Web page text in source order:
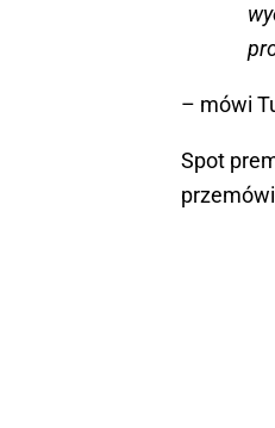
– mówi
Spot